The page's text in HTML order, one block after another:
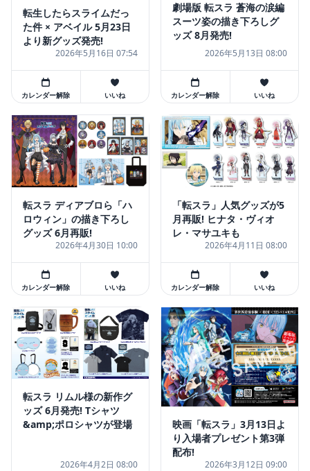
転生したらスライムだっ
た件 × アベイル 5月23日
より新グッズ発売!
2026年5月16日 07:54
カレンダー解除 いいね
劇場版 転スラ 蒼海の涙編
スーツ姿の描き下ろしグ
ッズ 8月発売!
2026年5月13日 08:00
カレンダー解除 いいね
転スラ ディアブロら「ハ
ロウィン」の描き下ろし
グッズ 6月再販!
2026年4月30日 10:00
カレンダー解除 いいね
「転スラ」人気グッズが5
月再販! ヒナタ・ヴィオ
レ・マサユキも
2026年4月11日 08:00
カレンダー解除 いいね
転スラ リムル様の新作グ
ッズ 6月発売! Tシャツ
&amp;ポロシャツが登場
2026年4月2日 08:00
映画「転スラ」3月13日よ
り入場者プレゼント第3弾
配布!
2026年3月12日 09:00